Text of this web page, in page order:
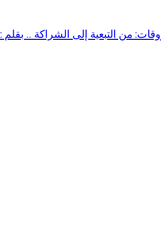
من التبعية إلى الشراكة ..